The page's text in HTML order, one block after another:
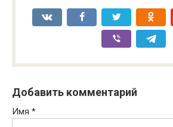
Добавить комментарий
Имя *